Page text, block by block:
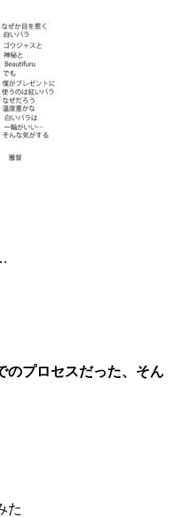
のプロセスだった、そん
た